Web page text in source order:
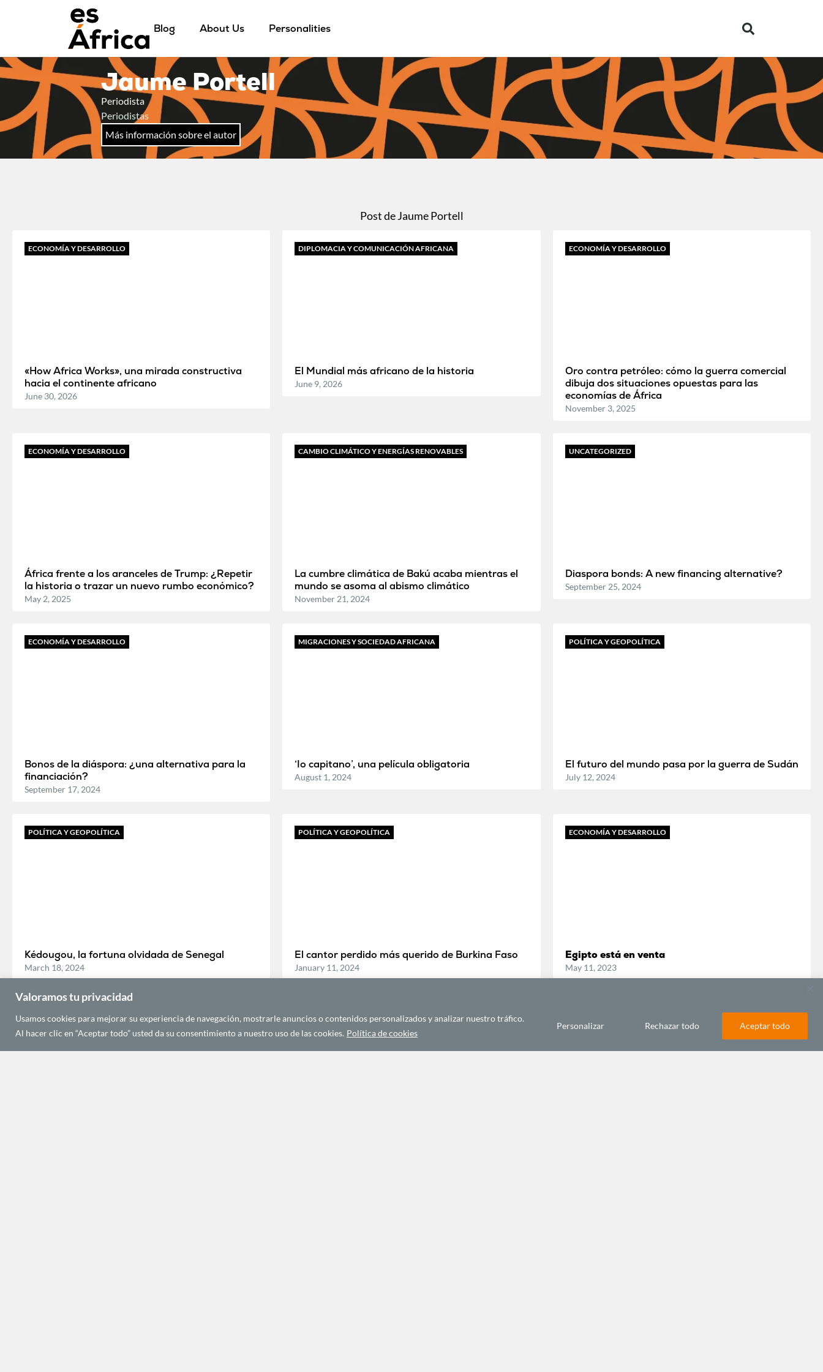
Valoramos tu privacidad
Usamos cookies para mejorar su experiencia de navegación, mostrarle anuncios o contenidos personalizados y analizar nuestro tráfico.
Al hacer clic en “Aceptar todo” usted da su consentimiento a nuestro uso de las cookies. Política de cookies
Personalizar Rechazar todo Aceptar todo
Blog About Us Personalities
Jaume Portell
Periodista
Periodistas
Más información sobre el autor
Post de Jaume Portell
ECONOMÍA Y DESARROLLO
«How Africa Works», una mirada constructiva
hacia el continente africano
June 30, 2026
DIPLOMACIA Y COMUNICACIÓN AFRICANA
El Mundial más africano de la historia
June 9, 2026
ECONOMÍA Y DESARROLLO
Oro contra petróleo: cómo la guerra comercial
dibuja dos situaciones opuestas para las
economías de África
November 3, 2025
ECONOMÍA Y DESARROLLO
África frente a los aranceles de Trump: ¿Repetir
la historia o trazar un nuevo rumbo económico?
May 2, 2025
CAMBIO CLIMÁTICO Y ENERGÍAS RENOVABLES
La cumbre climática de Bakú acaba mientras el
mundo se asoma al abismo climático
November 21, 2024
UNCATEGORIZED
Diaspora bonds: A new financing alternative?
September 25, 2024
ECONOMÍA Y DESARROLLO
Bonos de la diáspora: ¿una alternativa para la
financiación?
September 17, 2024
MIGRACIONES Y SOCIEDAD AFRICANA
‘Io capitano’, una película obligatoria
August 1, 2024
POLÍTICA Y GEOPOLÍTICA
El futuro del mundo pasa por la guerra de Sudán
July 12, 2024
POLÍTICA Y GEOPOLÍTICA
Kédougou, la fortuna olvidada de Senegal
March 18, 2024
POLÍTICA Y GEOPOLÍTICA
El cantor perdido más querido de Burkina Faso
January 11, 2024
ECONOMÍA Y DESARROLLO
Egipto está en venta
May 11, 2023